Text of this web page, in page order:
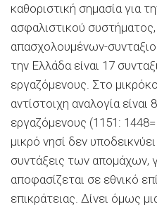
καθοριστική σημασία για
ασφαλιστικού συστήματος,
απασχολουμένων-
την Ελλάδα είναι 17
εργαζόμενους. Στο
αντίστοιχη αναλογία είναι
εργαζόμενους (1151:
μικρό νησί δεν
συντάξεις των απομάχων,
αποφασίζεται σε εθνικό
επικράτειας. Δίνει όμως